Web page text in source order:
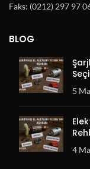
Faks: (0212) 297 97
BLOG
5
4